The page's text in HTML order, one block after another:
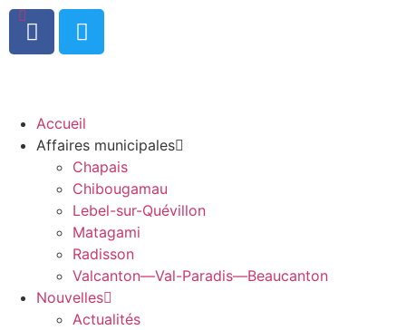
0
Accueil
Affaires municipales
Chapais
Chibougamau
Lebel-sur-Quévillon
Matagami
Radisson
Valcanton—Val-Paradis—Beaucanton
Nouvelles
Actualités